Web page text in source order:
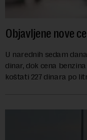
Objavljene nove
U narednih sedam
dinar, dok cena
koštati 227 dinara po